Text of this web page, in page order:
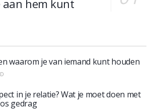
aan hem kunt
waarom je van iemand kunt houden
in je relatie? Wat je moet doen met
gedrag